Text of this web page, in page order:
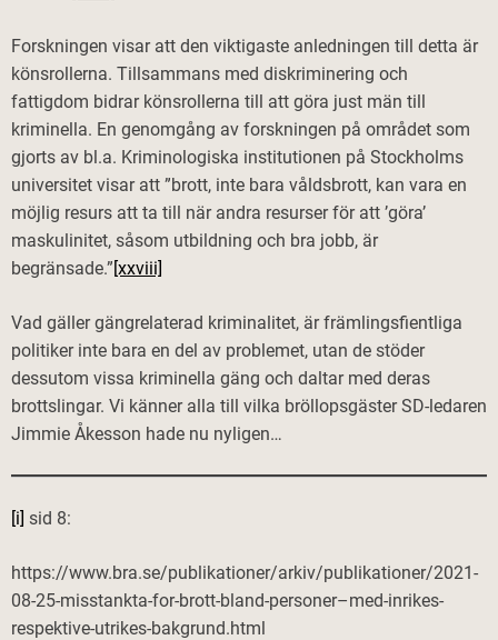
Forskningen visar att den viktigaste anledningen till detta är
könsrollerna. Tillsammans med diskriminering och
fattigdom bidrar könsrollerna till att göra just män till
kriminella. En genomgång av forskningen på området som
gjorts av bl.a. Kriminologiska institutionen på Stockholms
universitet visar att ”brott, inte bara våldsbrott, kan vara en
möjlig resurs att ta till när andra resurser för att ’göra’
maskulinitet, såsom utbildning och bra jobb, är
begränsade.”[xxviii]
Vad gäller gängrelaterad kriminalitet, är främlingsfientliga
politiker inte bara en del av problemet, utan de stöder
dessutom vissa kriminella gäng och daltar med deras
brottslingar. Vi känner alla till vilka bröllopsgäster SD-ledaren
Jimmie Åkesson hade nu nyligen…
[i] sid 8:
https://www.bra.se/publikationer/arkiv/publikationer/2021-
08-25-misstankta-for-brott-bland-personer–med-inrikes-
respektive-utrikes-bakgrund.html